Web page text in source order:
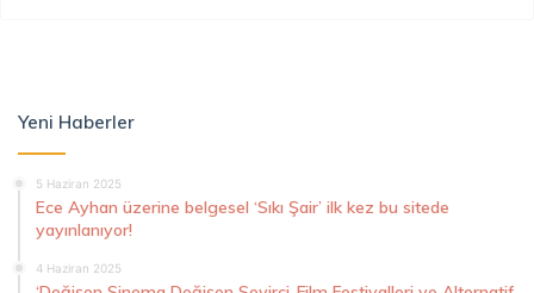
Yeni Haberler
5 Haziran 2025
Ece Ayhan üzerine belgesel ‘Sıkı Şair’ ilk kez bu sitede
yayınlanıyor!
4 Haziran 2025